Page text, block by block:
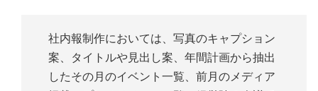
社内報制作においては、写真のキャプション
案、タイトルや見出し案、年間計画から抽出
したその月のイベント一覧、前月のメディア